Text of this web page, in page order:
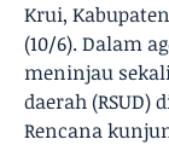
Krui,
(10/6). Dalam
meninjau
daerah (RSUD)
Rencana